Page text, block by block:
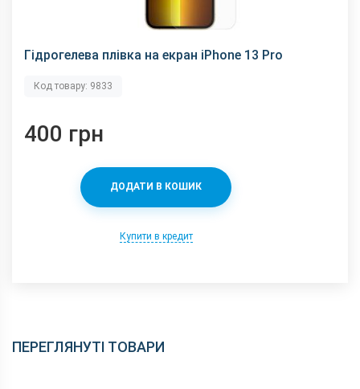
Гідрогелева плівка на екран iPhone 13 Pro
Код товару: 9833
400 грн
ДОДАТИ В КОШИК
Купити в кредит
ПЕРЕГЛЯНУТІ ТОВАРИ